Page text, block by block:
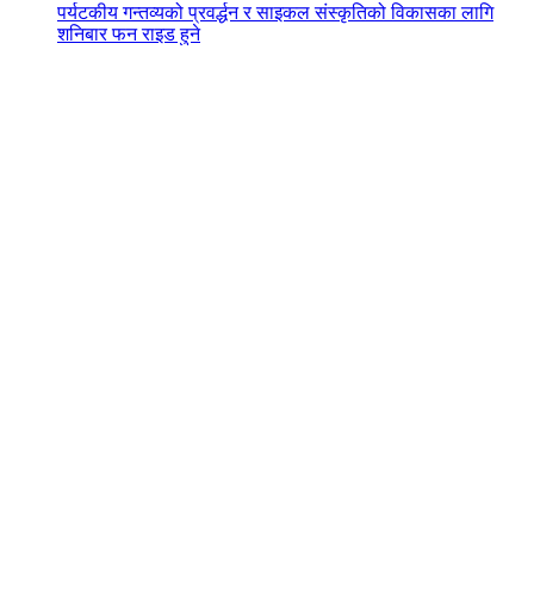
पर्यटकीय गन्तव्यको प्रवर्द्धन र साइकल संस्कृतिको विकासका लागि
शनिबार फन राइड हुने